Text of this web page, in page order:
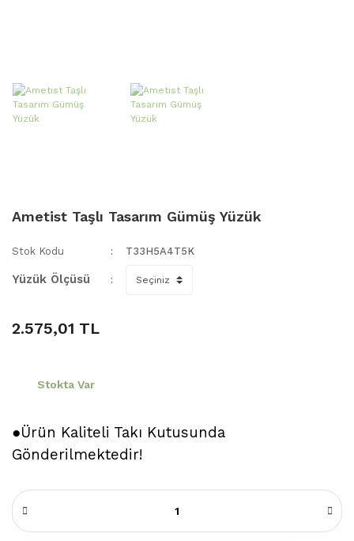
Ametist Taşlı Tasarım Gümüş Yüzük
Stok Kodu T33H5A4T5K
Yüzük Ölçüsü
2.575,01 TL
Stokta Var
●Ürün Kaliteli Takı Kutusunda
Gönderilmektedir!